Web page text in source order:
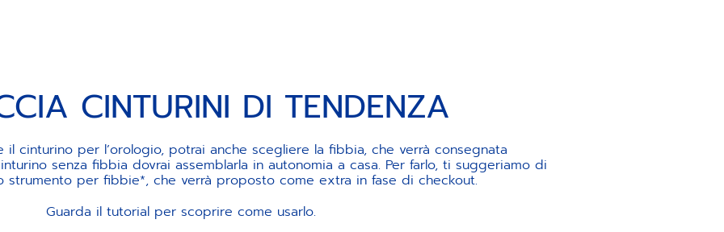
CINTURINI DI TENDENZA
cinturino per l’orologio, potrai anche scegliere la fibbia, che verrà consegnata
senza fibbia dovrai assemblarla in autonomia a casa. Per farlo, ti suggeriamo di
strumento per fibbie*, che verrà proposto come extra in fase di checkout.
Guarda il tutorial per scoprire come usarlo.